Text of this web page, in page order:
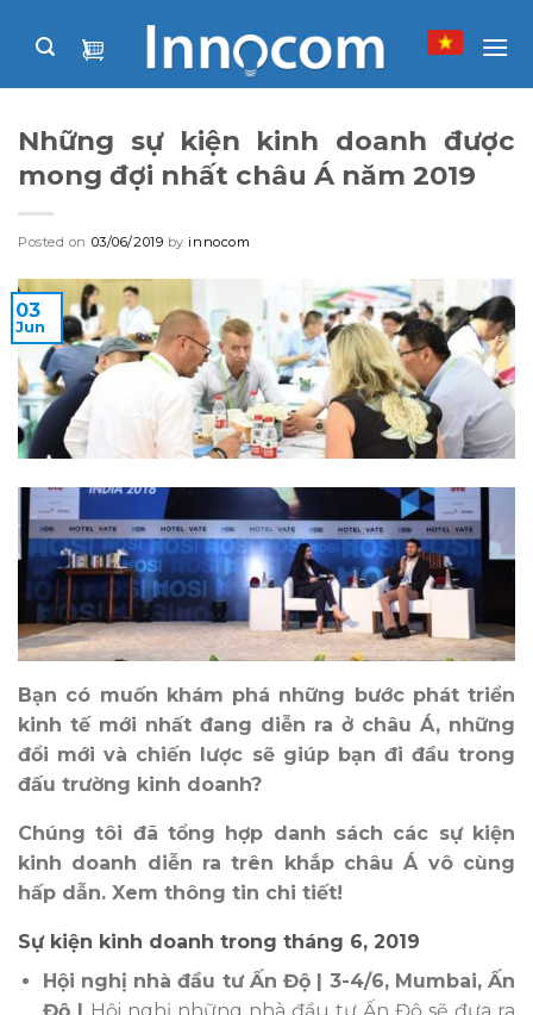
Những sự kiện kinh doanh được
mong đợi nhất châu Á năm 2019
Posted on 03/06/2019 by innocom
03
Jun
Bạn có muốn khám phá những bước phát triển
kinh tế mới nhất đang diễn ra ở châu Á, những
đổi mới và chiến lược sẽ giúp bạn đi đầu trong
đấu trường kinh doanh?
Chúng tôi đã tổng hợp danh sách các sự kiện
kinh doanh diễn ra trên khắp châu Á vô cùng
hấp dẫn. Xem thông tin chi tiết!
Sự kiện kinh doanh trong tháng 6, 2019
Hội nghị nhà đầu tư Ấn Độ | 3-4/6, Mumbai, Ấn